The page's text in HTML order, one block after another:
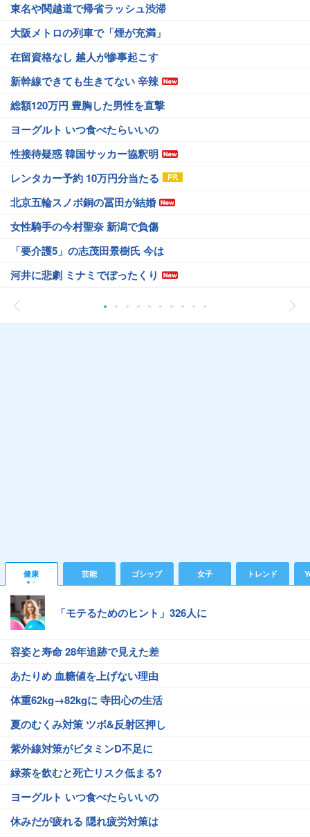
東名や関越道で帰省ラッシュ渋滞
大阪メトロの列車で「煙が充満」
在留資格なし 越人が惨事起こす
新幹線できても生きてない 辛辣
総額120万円 豊胸した男性を直撃
ヨーグルト いつ食べたらいいの
性接待疑惑 韓国サッカー協釈明
レンタカー予約 10万円分当たる
北京五輪スノボ銅の冨田が結婚
女性騎手の今村聖奈 新潟で負傷
「要介護5」の志茂田景樹氏 今は
河井に悲劇 ミナミでぼったくり
健康 芸能 ゴシップ 女子 トレンド
「モテるためのヒント」326人に
容姿と寿命 28年追跡で見えた差
あたりめ 血糖値を上げない理由
体重62kg→82kgに 寺田心の生活
夏のむくみ対策 ツボ&反射区押し
紫外線対策がビタミンD不足に
緑茶を飲むと死亡リスク低まる?
ヨーグルト いつ食べたらいいの
休みだが疲れる 隠れ疲労対策は